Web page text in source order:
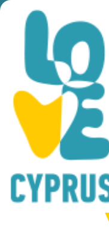
You are here: Home »
PSAROPOULOS